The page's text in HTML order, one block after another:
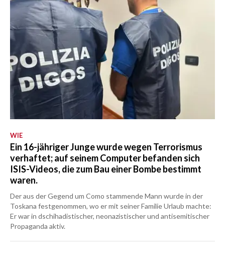
WIE
Ein 16-jähriger Junge wurde wegen Terrorismus
verhaftet; auf seinem Computer befanden sich
ISIS-Videos, die zum Bau einer Bombe bestimmt
waren.
Der aus der Gegend um Como stammende Mann wurde in der
Toskana festgenommen, wo er mit seiner Familie Urlaub machte:
Er war in dschihadistischer, neonazistischer und antisemitischer
Propaganda aktiv.